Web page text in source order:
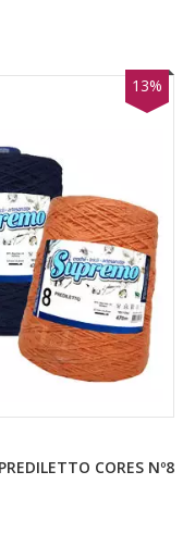
CORES Nº8
13%